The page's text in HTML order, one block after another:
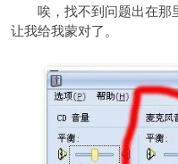
唉，找不到问题出在那
让我给我蒙对了。